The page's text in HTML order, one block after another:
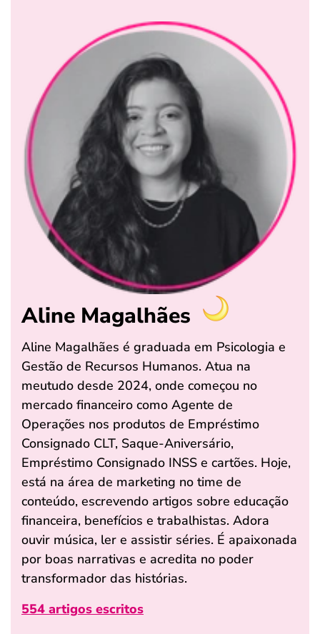
Aline Magalhães
Aline Magalhães é graduada em Psicologia e
Gestão de Recursos Humanos. Atua na
meutudo desde 2024, onde começou no
mercado financeiro como Agente de
Operações nos produtos de Empréstimo
Consignado CLT, Saque-Aniversário,
Empréstimo Consignado INSS e cartões. Hoje,
está na área de marketing no time de
conteúdo, escrevendo artigos sobre educação
financeira, benefícios e trabalhistas. Adora
ouvir música, ler e assistir séries. É apaixonada
por boas narrativas e acredita no poder
transformador das histórias.
554 artigos escritos